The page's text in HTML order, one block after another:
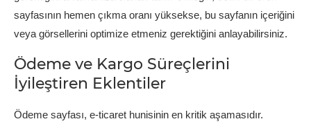
sayfasının hemen çıkma oranı yüksekse, bu sayfanın içeriğini
veya görsellerini optimize etmeniz gerektiğini anlayabilirsiniz.
Ödeme ve Kargo Süreçlerini
İyileştiren Eklentiler
Ödeme sayfası, e-ticaret hunisinin en kritik aşamasıdır.